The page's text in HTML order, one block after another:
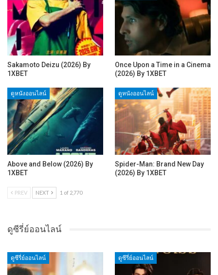
Sakamoto Deizu (2026) By
1XBET
Once Upon a Time in a Cinema
(2026) By 1XBET
ดูหนังออนไลน์
Above and Below (2026) By
1XBET
ดูหนังออนไลน์
Spider-Man: Brand New Day
(2026) By 1XBET
PREV NEXT 1 of 2,770
ดูซีรี่ย์ออนไลน์
ดูซีรี่ย์ออนไลน์ ดูซีรี่ย์ออนไลน์